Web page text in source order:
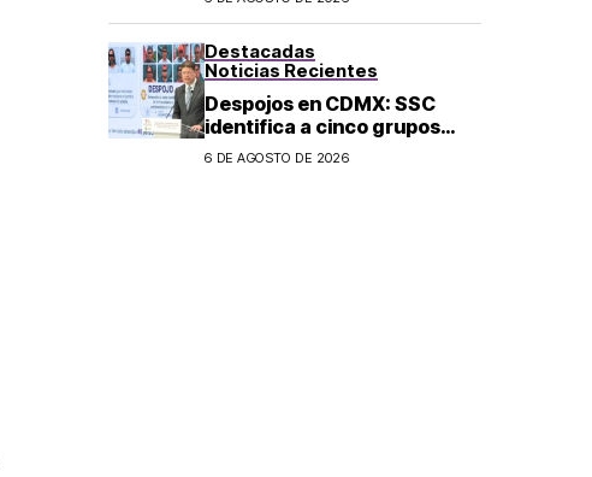
Destacadas
Noticias Recientes
Despojos en CDMX: SSC
identifica a cinco grupos
criminales vinculados a este
6 DE AGOSTO DE 2026